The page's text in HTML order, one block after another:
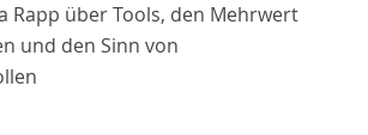
Rapp über Tools, den Mehrwert
und den Sinn von